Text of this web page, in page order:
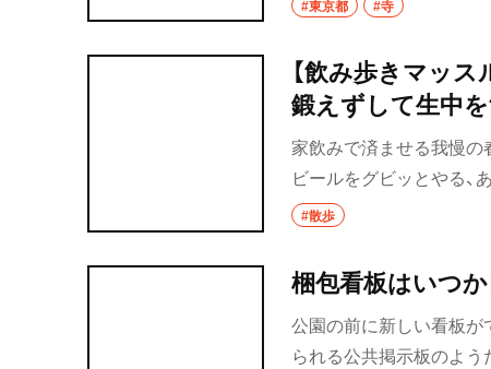
仰されることも多く、奪
寺にはおそらく世界最
った奪衣婆がいて、東京
場は江戸・東京だ。東京
#東京都 #寺
【飲み歩きマッス
鍛えずして生中
家飲みで済ませる我慢の
ビールをグビッとやる、
ったあ～！外出自粛で弱
束後の飲み歩きライフを
飲んべえのための筋肉、
す。
#散歩
梱包看板はいつ
公園の前に新しい看板が
られる公共掲示板のよう